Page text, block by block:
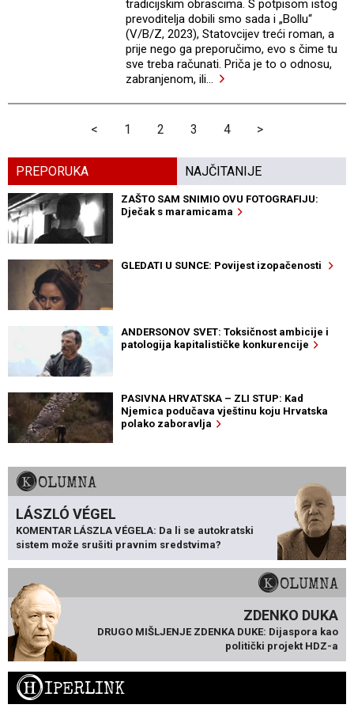
tradicijskim obrascima. S potpisom istog
prevoditelja dobili smo sada i „Bollu“
(V/B/Z, 2023), Statovcijev treći roman, a
prije nego ga preporučimo, evo s čime tu
sve treba računati. Priča je to o odnosu,
zabranjenom, ili
< 1 2 3 4 >
PREPORUKA NAJČITANIJE
ZAŠTO SAM SNIMIO OVU FOTOGRAFIJU:
Dječak s maramicama
GLEDATI U SUNCE: Povijest izopačenosti
ANDERSONOV SVET: Toksičnost ambicije i
patologija kapitalističke konkurencije
PASIVNA HRVATSKA – ZLI STUP: Kad
Njemica podučava vještinu koju Hrvatska
polako zaboravlja
KOLUMNA
LÁSZLÓ VÉGEL
KOMENTAR LÁSZLA VÉGELA: Da li se autokratski
sistem može srušiti pravnim sredstvima?
KOLUMNA
ZDENKO DUKA
DRUGO MIŠLJENJE ZDENKA DUKE: Dijaspora kao
politički projekt HDZ-a
HIPERLINK